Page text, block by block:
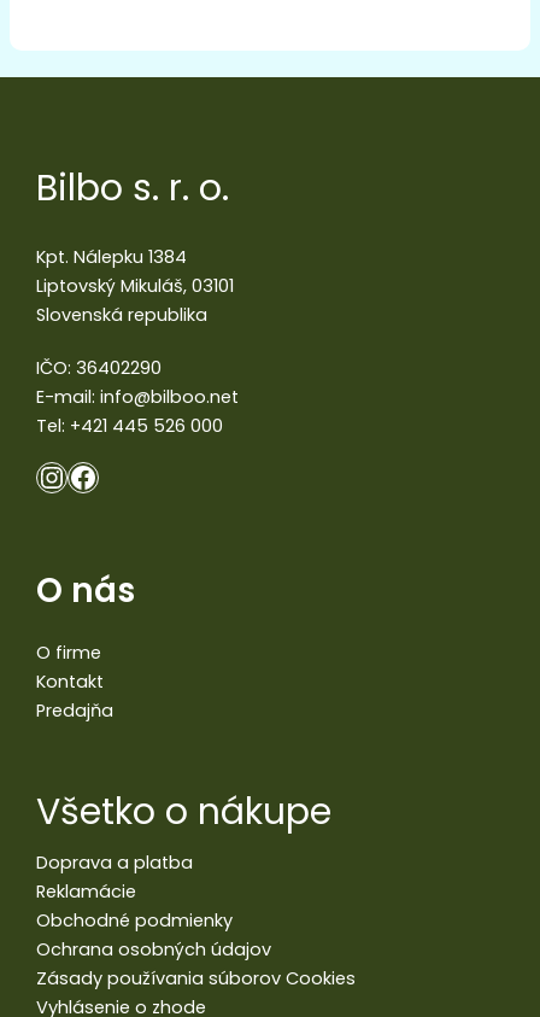
Bilbo s. r. o.
Kpt. Nálepku 1384
Liptovský Mikuláš, 03101
Slovenská republika
IČO: 36402290
E-mail: info@bilboo.net
Tel: +421 445 526 000
O nás
O firme
Kontakt
Predajňa
Všetko o nákupe
Doprava a platba
Reklamácie
Obchodné podmienky
Ochrana osobných údajov
Zásady používania súborov Cookies
Vyhlásenie o zhode